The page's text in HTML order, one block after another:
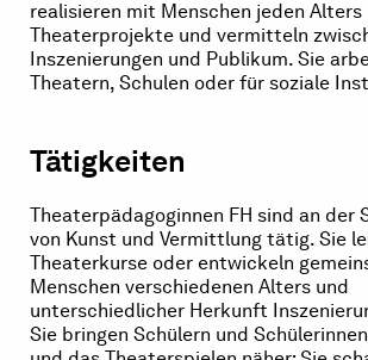
realisieren mit Menschen jeden Alters
Theaterprojekte und vermitteln
Inszenierungen und Publikum. Sie
Theatern, Schulen oder für soziale
Tätigkeiten
Theaterpädagoginnen FH sind an der
von Kunst und Vermittlung tätig. Sie
Theaterkurse oder entwickeln
Menschen verschiedenen Alters und
unterschiedlicher Herkunft
Sie bringen Schülern und